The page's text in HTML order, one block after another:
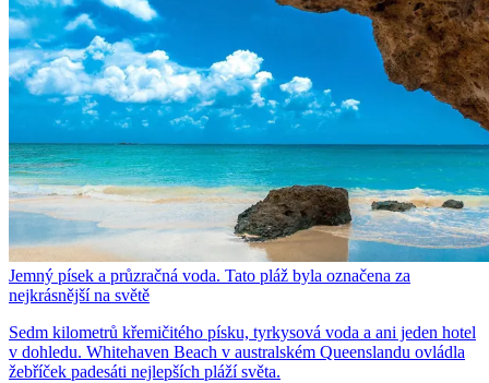
Jemný písek a průzračná voda. Tato pláž byla označena za
nejkrásnější na světě
Sedm kilometrů křemičitého písku, tyrkysová voda a ani jeden hotel
v dohledu. Whitehaven Beach v australském Queenslandu ovládla
žebříček padesáti nejlepších pláží světa.